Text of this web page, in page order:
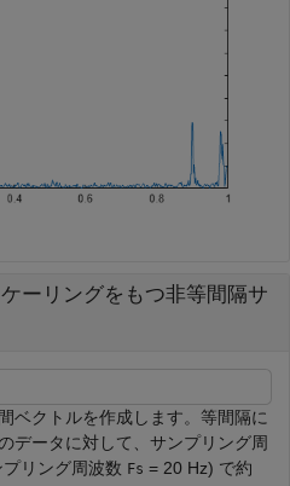
ーリングをもつ非等間隔サ
ベクトルを作成します。等間隔に
データに対して、サンプリング周
リング周波数 Fs = 20 Hz) で約